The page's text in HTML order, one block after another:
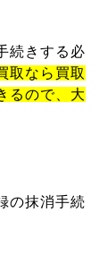
続きする必
取なら買取
るので、大
の抹消手続